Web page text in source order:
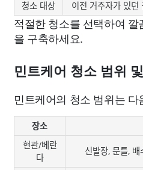
청소 대상
이전 거주자가 있던
적절한 청소를 선택하여
을 구축하세요.
민트케어 청소 범위
민트케어의 청소 범위는 다
장소
현관/베란
다
신발장, 문틀,